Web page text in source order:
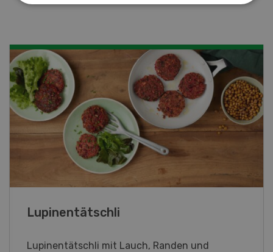
Frühlingsrollen
Frühlingsrollen mit Poulet